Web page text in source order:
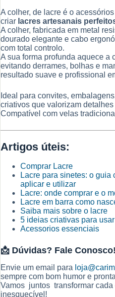
A colher, de lacre é o
criar lacres artesanais
A colher, fabricada em metal
dourado elegante e cabo
com total controlo.
A sua forma profunda aquece a
evitando derrames, bolhas e
resultado suave e profissional
Ideal para convites,
criativos que valorizam detalhes
Compatível com velas
Artigos úteis:
Comprar Lacre
Lacre para sinetes: o guia
aplicar e utilizar
Lacre: onde comprar e o
Lacre em barra como
Saiba mais sobre o lacre
5 ideias criativas para
Acessorios essenciais
📩 Dúvidas? Fale Conosco!
Envie um email para
sempre com bom humor e
Vamos juntos transformar cada
inesquecível!